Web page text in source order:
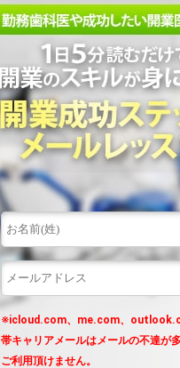
※icloud.com、me.com、
帯キャリアメールはメールの不達が
ご利用頂けません。